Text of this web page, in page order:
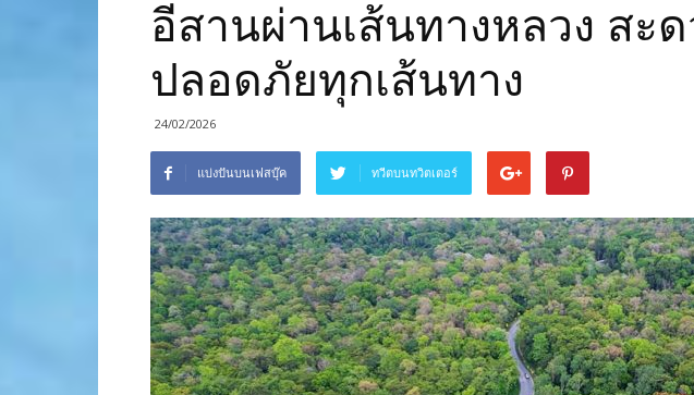
อีสานผ่านเส้นทางหลวง สะ
ปลอดภัยทุกเส้นทาง
24/02/2026
แบ่งปันบนเฟสบุ๊ค ทวีตบนทวิตเตอร์